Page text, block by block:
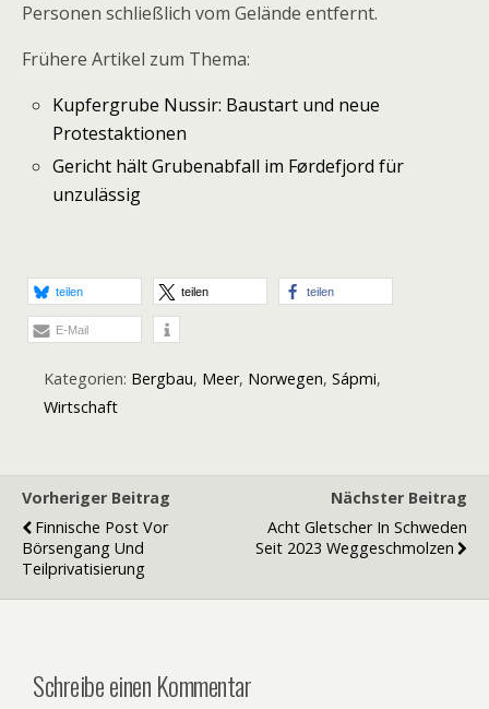
Personen schließlich vom Gelände entfernt.
Frühere Artikel zum Thema:
Kupfergrube Nussir: Baustart und neue
Protestaktionen
Gericht hält Grubenabfall im Førdefjord für
unzulässig
teilen teilen teilen
E-Mail
Kategorien: Bergbau, Meer, Norwegen, Sápmi,
Wirtschaft
Vorheriger Beitrag
Finnische Post Vor
Börsengang Und
Teilprivatisierung
Nächster Beitrag
Acht Gletscher In Schweden
Seit 2023 Weggeschmolzen
Schreibe einen Kommentar